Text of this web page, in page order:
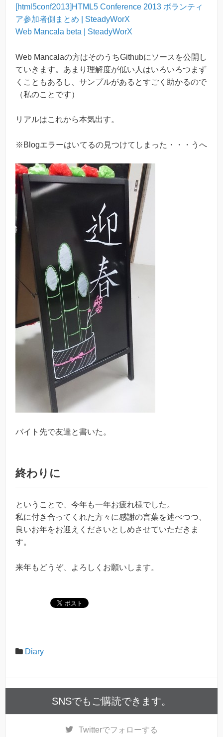
[html5conf2013]HTML5 Conference 2013 ボランティ
ア参加者側まとめ | SteadyWorX
Web Mancala beta | SteadyWorX
Web Mancalaの方はそのうちGithubにソースを公開し
ていきます。あまり理解度が低い人はいろいろつまず
くこともあるし、サンプルがあるとすごく助かるので
（私のことです）
リアルはこれから本気出す。
※Blogエラーはいてるの見つけてしまった・・・うへ
バイト先で友達と書いた。
終わりに
ということで、今年も一年お疲れ様でした。
私に付き合ってくれた方々に感謝の言葉を述べつつ、
良いお年をお迎えくださいとしめさせていただきま
す。
来年もどうぞ、よろしくお願いします。
Diary
SNSでもご購読できます。
Twitterでフォローする